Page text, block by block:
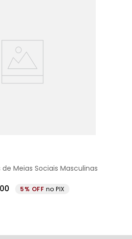
Meias Sociais Masculinas
00 5% no PIX